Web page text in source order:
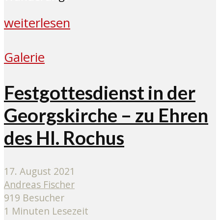
weiterlesen
Galerie
Festgottesdienst in der
Georgskirche – zu Ehren
des Hl. Rochus
17. August 2021
Andreas Fischer
919 Besucher
1 Minuten Lesezeit